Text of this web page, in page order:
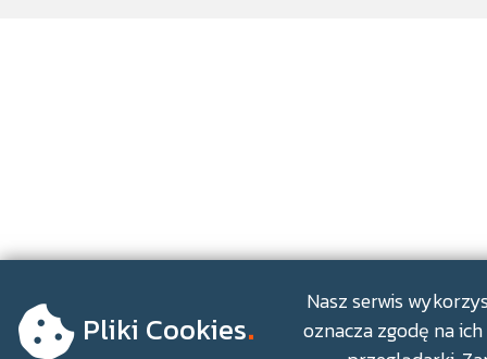
Pliki Cookies.
Nasz serwis
oznacza zgodę na